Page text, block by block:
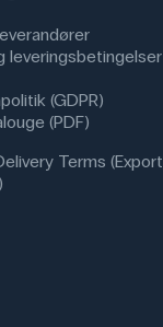
leveringsbetingelser
(GDPR)
(PDF)
Terms (Export